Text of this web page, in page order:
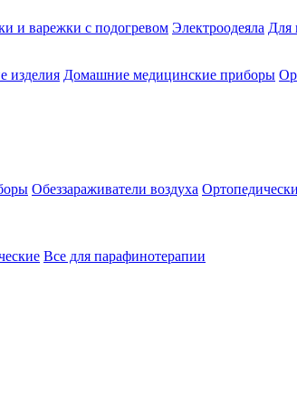
и варежки с подогревом Электроодеяла Для
изделия Домашние медицинские приборы
Обеззараживатели воздуха
Все для парафинотерапии